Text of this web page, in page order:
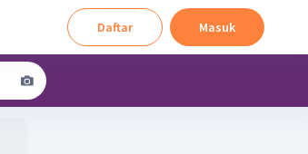
Daftar Masuk